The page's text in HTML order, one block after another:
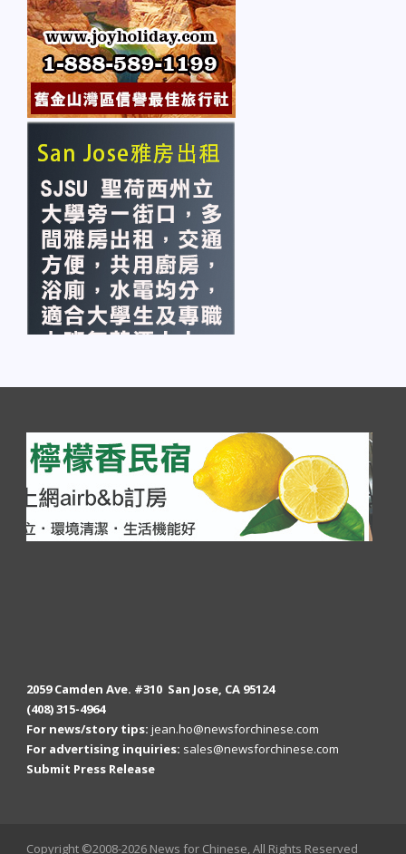
2059 Camden Ave. #310 San Jose, CA 95124
(408) 315-4964
For news/story tips: jean.ho@newsforchinese.com
For advertising inquiries: sales@newsforchinese.com
Submit Press Release
Copyright ©2008-2026 News for Chinese, All Rights Reserved